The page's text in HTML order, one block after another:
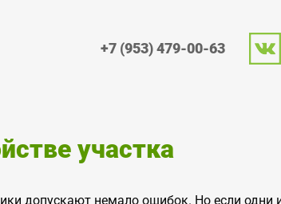
+7 (953) 479-00-63
участка
допускают немало ошибок. Но если одни